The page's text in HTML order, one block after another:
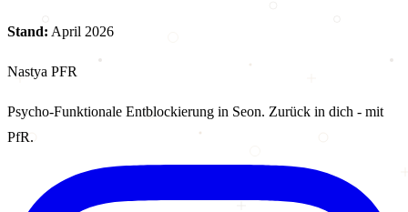
Stand: April 2026
Nastya PFR
Psycho-Funktionale Entblockierung in Seon. Zurück in dich - mit
PfR.